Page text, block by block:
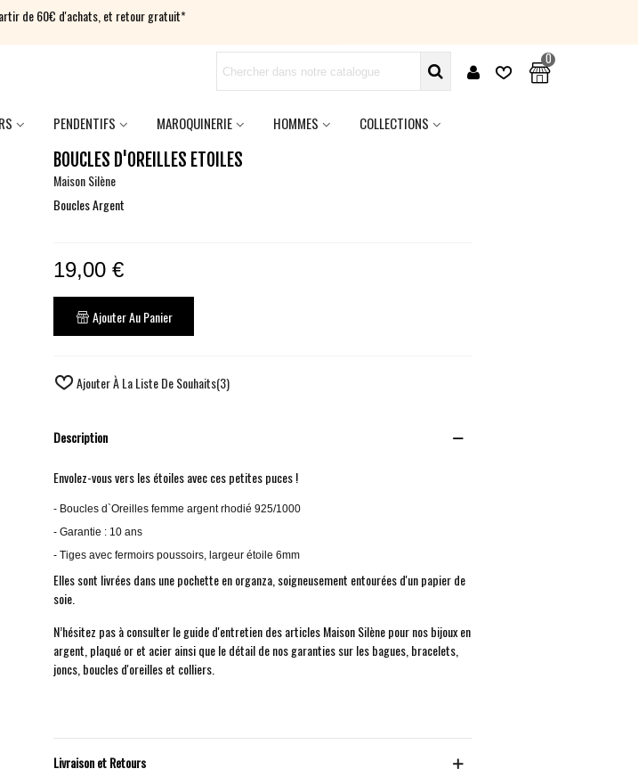
de 60€ d'achats, et retour gratuit*
0
PENDENTIFS MAROQUINERIE HOMMES COLLECTIONS
BOUCLES D'OREILLES ETOILES
Maison Silène
Boucles Argent
19,00 €
Ajouter Au Panier
Ajouter À La Liste De Souhaits(3)
Description
Envolez-vous vers les étoiles avec ces petites puces !
- Boucles d`Oreilles femme argent rhodié 925/1000
- Garantie : 10 ans
- Tiges avec fermoirs poussoirs, largeur étoile 6mm
Elles sont livrées dans une pochette en organza, soigneusement entourées d'un papier de
soie.
N’hésitez pas à consulter le guide d'entretien des articles Maison Silène pour nos bijoux en
argent, plaqué or et acier ainsi que le détail de nos garanties sur les bagues, bracelets,
joncs, boucles d'oreilles et colliers.
Livraison et Retours